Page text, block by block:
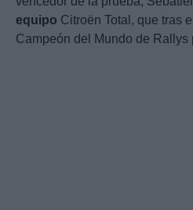
equipo Citroën Total, que tras
Campeón del Mundo de Rallys